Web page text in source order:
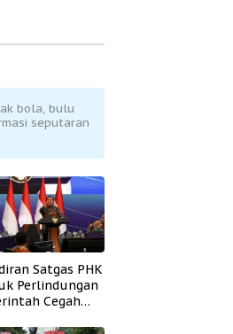
bola, bulu
seputaran
Satgas PHK
Perlindungan
Cegah